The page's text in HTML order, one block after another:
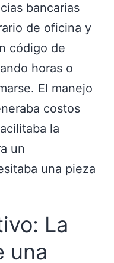
bancarias
de oficina y
código de
horas o
El manejo
costos
la
un
una pieza
La
una